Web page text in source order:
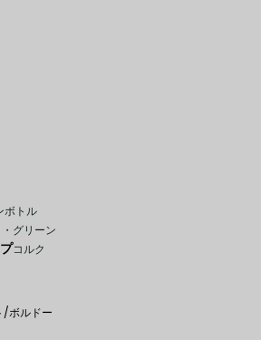
トル
グリーン
コルク
/ボルドー